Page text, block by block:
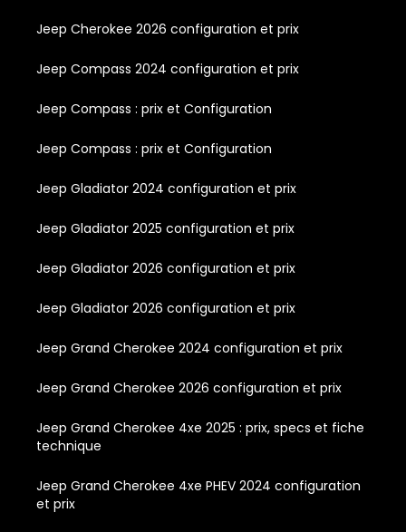
Jeep Cherokee 2026 configuration et prix
Jeep Compass 2024 configuration et prix
Jeep Compass : prix et Configuration
Jeep Compass : prix et Configuration
Jeep Gladiator 2024 configuration et prix
Jeep Gladiator 2025 configuration et prix
Jeep Gladiator 2026 configuration et prix
Jeep Gladiator 2026 configuration et prix
Jeep Grand Cherokee 2024 configuration et prix
Jeep Grand Cherokee 2026 configuration et prix
Jeep Grand Cherokee 4xe 2025 : prix, specs et fiche
technique
Jeep Grand Cherokee 4xe PHEV 2024 configuration
et prix